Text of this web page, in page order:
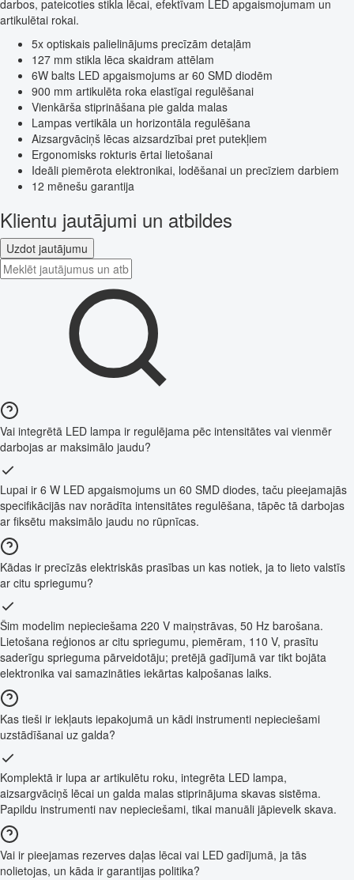
darbos, pateicoties stikla lēcai, efektīvam LED apgaismojumam un
artikulētai rokai.
5x optiskais palielinājums precīzām detaļām
127 mm stikla lēca skaidram attēlam
6W balts LED apgaismojums ar 60 SMD diodēm
900 mm artikulēta roka elastīgai regulēšanai
Vienkārša stiprināšana pie galda malas
Lampas vertikāla un horizontāla regulēšana
Aizsargvāciņš lēcas aizsardzībai pret putekļiem
Ergonomisks rokturis ērtai lietošanai
Ideāli piemērota elektronikai, lodēšanai un precīziem darbiem
12 mēnešu garantija
Klientu jautājumi un atbildes
Uzdot jautājumu
Vai integrētā LED lampa ir regulējama pēc intensitātes vai vienmēr
darbojas ar maksimālo jaudu?
Lupai ir 6 W LED apgaismojums un 60 SMD diodes, taču pieejamajās
specifikācijās nav norādīta intensitātes regulēšana, tāpēc tā darbojas
ar fiksētu maksimālo jaudu no rūpnīcas.
Kādas ir precīzās elektriskās prasības un kas notiek, ja to lieto valstīs
ar citu spriegumu?
Šim modelim nepieciešama 220 V maiņstrāvas, 50 Hz barošana.
Lietošana reģionos ar citu spriegumu, piemēram, 110 V, prasītu
saderīgu sprieguma pārveidotāju; pretējā gadījumā var tikt bojāta
elektronika vai samazināties iekārtas kalpošanas laiks.
Kas tieši ir iekļauts iepakojumā un kādi instrumenti nepieciešami
uzstādīšanai uz galda?
Komplektā ir lupa ar artikulētu roku, integrēta LED lampa,
aizsargvāciņš lēcai un galda malas stiprinājuma skavas sistēma.
Papildu instrumenti nav nepieciešami, tikai manuāli jāpievelk skava.
Vai ir pieejamas rezerves daļas lēcai vai LED gadījumā, ja tās
nolietojas, un kāda ir garantijas politika?